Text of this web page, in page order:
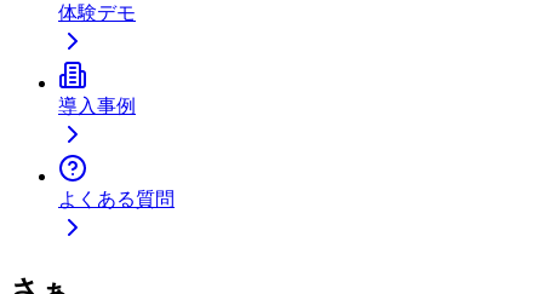
体験デモ
導入事例
よくある質問